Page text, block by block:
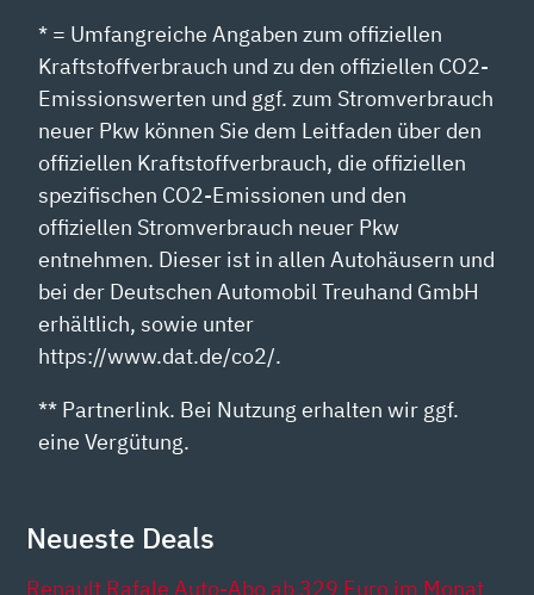
* = Umfangreiche Angaben zum offiziellen
Kraftstoffverbrauch und zu den offiziellen CO2-
Emissionswerten und ggf. zum Stromverbrauch
neuer Pkw können Sie dem Leitfaden über den
offiziellen Kraftstoffverbrauch, die offiziellen
spezifischen CO2-Emissionen und den
offiziellen Stromverbrauch neuer Pkw
entnehmen. Dieser ist in allen Autohäusern und
bei der Deutschen Automobil Treuhand GmbH
erhältlich, sowie unter
https://www.dat.de/co2/.
** Partnerlink. Bei Nutzung erhalten wir ggf.
eine Vergütung.
Neueste Deals
Renault Rafale Auto-Abo ab 329 Euro im Monat